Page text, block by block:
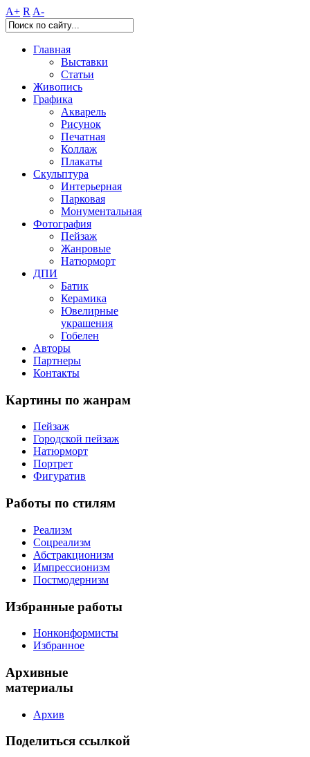
A+ R A-
Главная
Выставки
Статьи
Живопись
Графика
Акварель
Рисунок
Печатная
Коллаж
Плакаты
Скульптура
Интерьерная
Парковая
Монументальная
Фотография
Пейзаж
Жанровые
Натюрморт
ДПИ
Батик
Керамика
Ювелирные
украшения
Гобелен
Авторы
Партнеры
Контакты
Картины по жанрам
Пейзаж
Городской пейзаж
Натюрморт
Портрет
Фигуратив
Работы по стилям
Реализм
Соцреализм
Абстракционизм
Импрессионизм
Постмодернизм
Избранные работы
Нонконформисты
Избранное
Архивные
материалы
Архив
Поделиться ссылкой